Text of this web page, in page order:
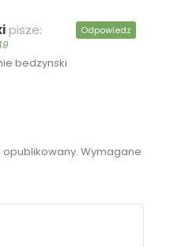
pisze:
bedzynski
Odpowiedz
Wymagane